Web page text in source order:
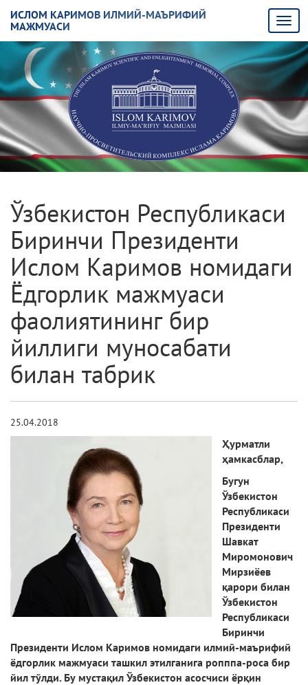
ИСЛОМ КАРИМОВ ИЛМИЙ-МАЪРИФИЙ
МАЖМУАСИ
Ўзбекистон Республикаси
Биринчи Президенти
Ислом Каримов номидаги
Ёдгорлик мажмуаси
фаолиятининг бир
йиллиги муносабати
билан табрик
25.04.2018
Ҳурматли
ҳамкасблар,
Бугун
Ўзбекистон
Республикаси
Президенти
Шавкат
Миромонович
Мирзиёев
қарори билан
Ўзбекистон
Республикаси
Биринчи
Президенти Ислом Каримов номидаги илмий-маърифий
ёдгорлик мажмуаси ташкил этилганига ропппа-роса бир
йил тўлди. Бу мустақил Ўзбекистон асосчиси ёрқин